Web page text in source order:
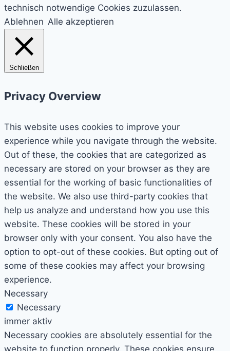
technisch notwendige Cookies zuzulassen.
Ablehnen Alle akzeptieren
Schließen
Privacy Overview
This website uses cookies to improve your
experience while you navigate through the website.
Out of these, the cookies that are categorized as
necessary are stored on your browser as they are
essential for the working of basic functionalities of
the website. We also use third-party cookies that
help us analyze and understand how you use this
website. These cookies will be stored in your
browser only with your consent. You also have the
option to opt-out of these cookies. But opting out of
some of these cookies may affect your browsing
experience.
Necessary
Necessary
immer aktiv
Necessary cookies are absolutely essential for the
website to function properly. These cookies ensure